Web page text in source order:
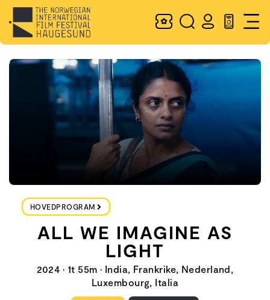
HOVEDPROGRAM
ALL WE IMAGINE AS
LIGHT
2024 • 1t 55m • India, Frankrike, Nederland,
Luxembourg, Italia